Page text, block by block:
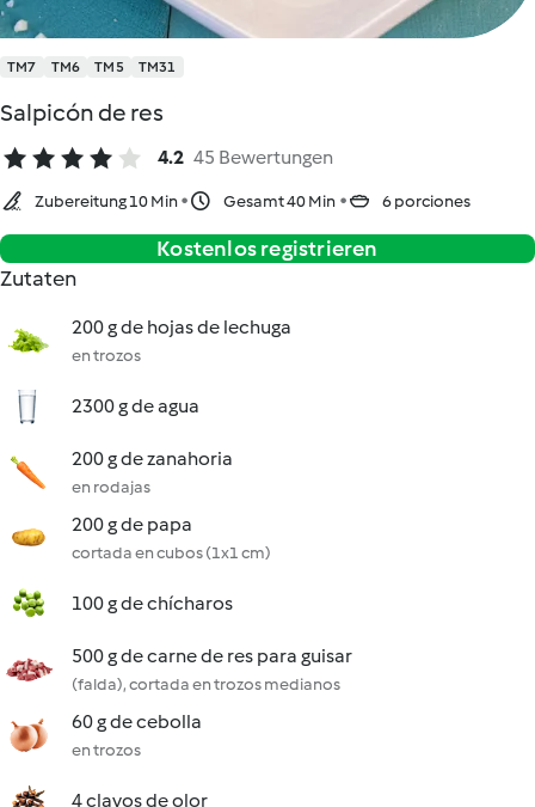
TM7 TM6 TM5 TM31
Salpicón de res
4.2 45 Bewertungen
Zubereitung 10 Min Gesamt 40 Min 6 porciones
Kostenlos registrieren
Zutaten
200 g de hojas de lechuga
en trozos
2300 g de agua
200 g de zanahoria
en rodajas
200 g de papa
cortada en cubos (1x1 cm)
100 g de chícharos
500 g de carne de res para guisar
(falda), cortada en trozos medianos
60 g de cebolla
en trozos
4 clavos de olor